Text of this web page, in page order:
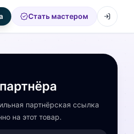
Стать мастером
партнёрская ссылка
на этот товар.